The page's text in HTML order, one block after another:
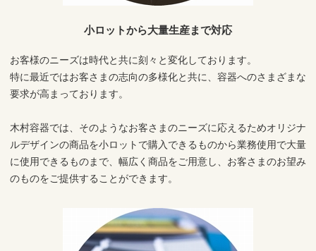
小ロットから大量生産まで対応
お客様のニーズは時代と共に刻々と変化しております。
特に最近ではお客さまの志向の多様化と共に、容器へのさまざまな
要求が高まっております。
木村容器では、そのようなお客さまのニーズに応えるためオリジナ
ルデザインの商品を小ロットで購入できるものから業務使用で大量
に使用できるものまで、幅広く商品をご用意し、お客さまのお望み
のものをご提供することができます。